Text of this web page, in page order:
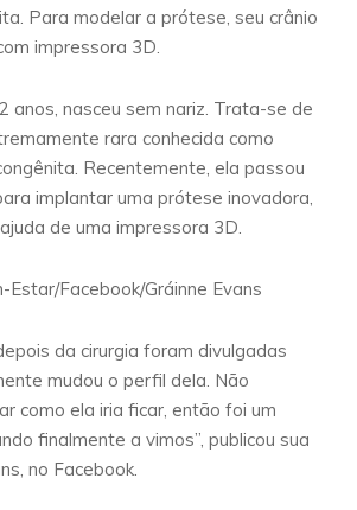
Para modelar a prótese, seu crânio
impressora 3D.
anos, nasceu sem nariz. Trata-se de
rara conhecida como
Recentemente, ela passou
implantar uma prótese inovadora,
de uma impressora 3D.
Estar/Facebook/Gráinne Evans
da cirurgia foram divulgadas
mudou o perfil dela. Não
como ela iria ficar, então foi um
finalmente a vimos”, publicou sua
no Facebook.